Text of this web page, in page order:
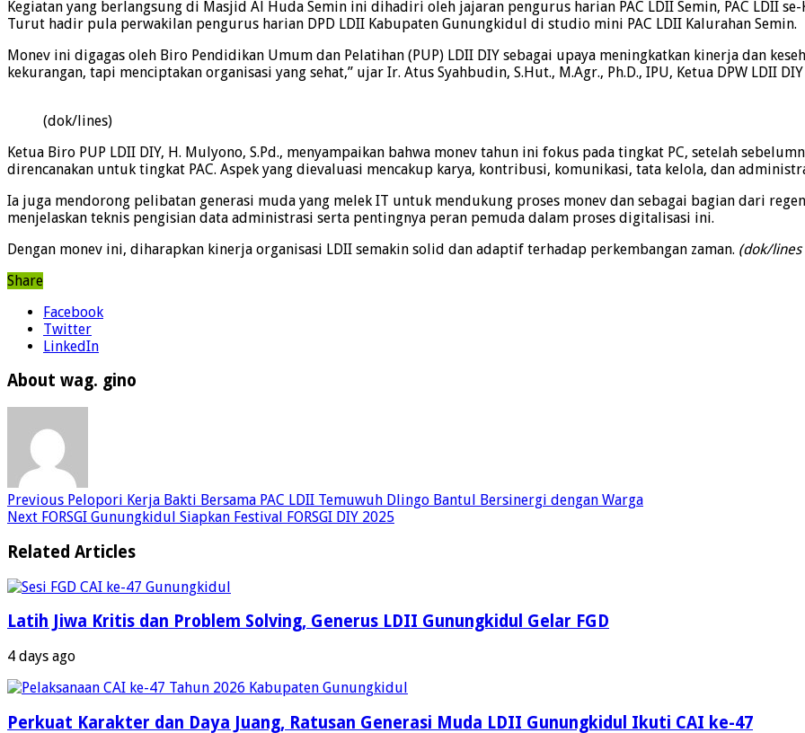
Kegiatan yang berlangsung di Masjid Al Huda Semin ini dihadiri oleh jajaran pengurus harian PAC LDII Semin, PAC LDII
Turut hadir pula perwakilan pengurus harian DPD LDII Kabupaten Gunungkidul di studio mini PAC LDII Kalurahan Semin.
Monev ini digagas oleh Biro Pendidikan Umum dan Pelatihan (PUP) LDII DIY sebagai upaya meningkatkan kinerja dan
kekurangan, tapi menciptakan organisasi yang sehat,” ujar Ir. Atus Syahbudin, S.Hut., M.Agr., Ph.D., IPU, Ketua DPW LDII
(dok/lines)
Ketua Biro PUP LDII DIY, H. Mulyono, S.Pd., menyampaikan bahwa monev tahun ini fokus pada tingkat PC, setelah
direncanakan untuk tingkat PAC. Aspek yang dievaluasi mencakup karya, kontribusi, komunikasi, tata kelola, dan
Ia juga mendorong pelibatan generasi muda yang melek IT untuk mendukung proses monev dan sebagai bagian dari
menjelaskan teknis pengisian data administrasi serta pentingnya peran pemuda dalam proses digitalisasi ini.
Dengan monev ini, diharapkan kinerja organisasi LDII semakin solid dan adaptif terhadap perkembangan zaman. (dok/
Share
Facebook
Twitter
LinkedIn
About wag. gino
Previous Pelopori Kerja Bakti Bersama PAC LDII Temuwuh Dlingo Bantul Bersinergi dengan Warga
Next FORSGI Gunungkidul Siapkan Festival FORSGI DIY 2025
Related Articles
Latih Jiwa Kritis dan Problem Solving, Generus LDII Gunungkidul Gelar FGD
4 days ago
Perkuat Karakter dan Daya Juang, Ratusan Generasi Muda LDII Gunungkidul Ikuti CAI ke-47